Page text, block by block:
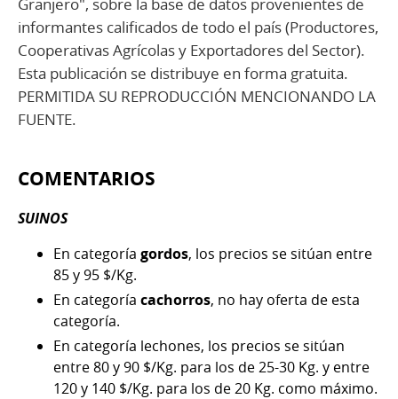
informantes calificados de todo el país (Productores,
Cooperativas Agrícolas y Exportadores del Sector).
Esta publicación se distribuye en forma gratuita.
PERMITIDA SU REPRODUCCIÓN MENCIONANDO LA
FUENTE.
COMENTARIOS
SUINOS
En categoría gordos, los precios se sitúan entre
85 y 95 $/Kg.
En categoría cachorros, no hay oferta de esta
categoría.
En categoría lechones, los precios se sitúan
entre 80 y 90 $/Kg. para los de 25-30 Kg. y entre
120 y 140 $/Kg. para los de 20 Kg. como máximo.